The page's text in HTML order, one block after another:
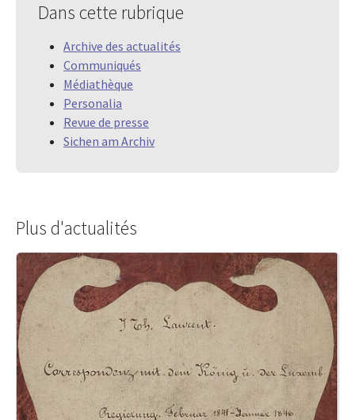
Dans cette rubrique
Archive des actualités
Communiqués
Médiathèque
Personalia
Revue de presse
Sichen am Archiv
Plus d'actualités